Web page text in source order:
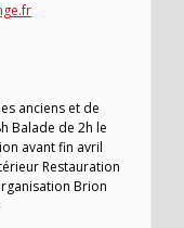
anciens et de
Balade de 2h le
avant fin avril
Restauration
Brion